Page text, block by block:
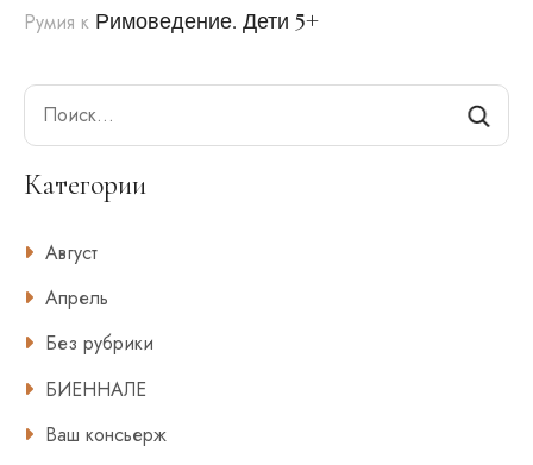
Румия к Римоведение. Дети 5+
Search
Категории
Август
Апрель
Без рубрики
БИЕННАЛЕ
Ваш консьерж